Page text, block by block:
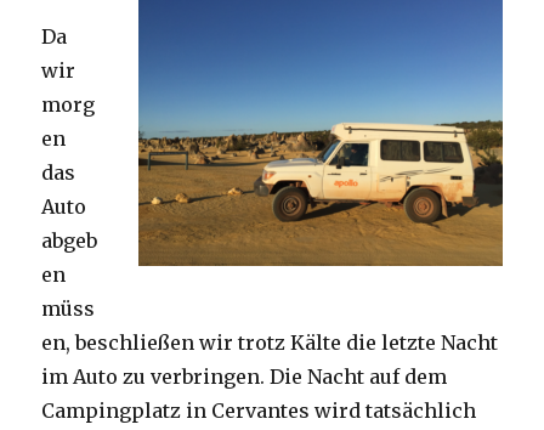
Da
wir
morg
en
das
Auto
abgeb
en
müss
en, beschließen wir trotz Kälte die letzte Nacht
im Auto zu verbringen. Die Nacht auf dem
Campingplatz in Cervantes wird tatsächlich